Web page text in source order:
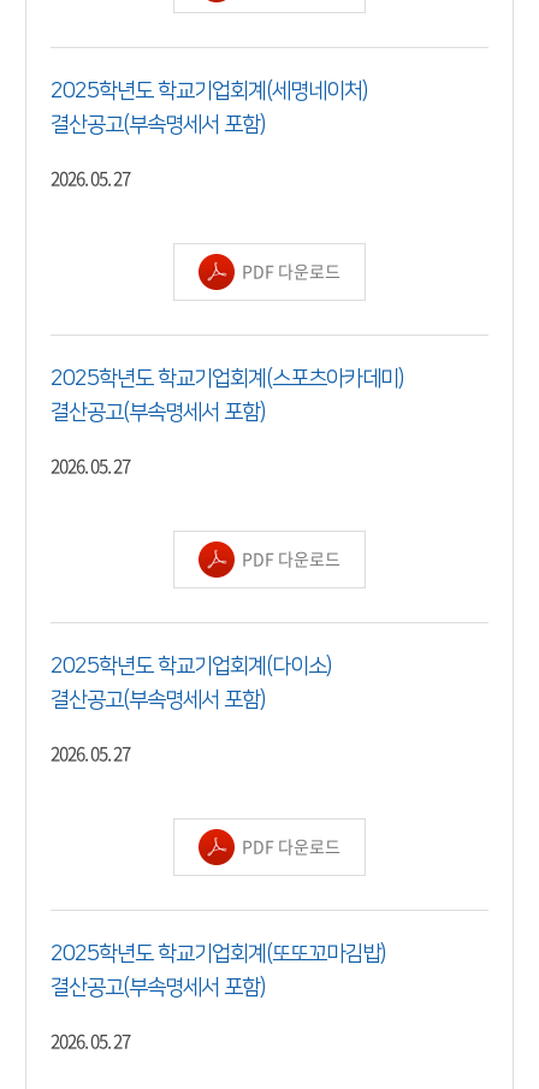
2025학년도 학교기업회계(세명네이처)
결산공고(부속명세서 포함)
2026. 05. 27
PDF 다운로드
2025학년도 학교기업회계(스포츠아카데미)
결산공고(부속명세서 포함)
2026. 05. 27
PDF 다운로드
2025학년도 학교기업회계(다이소)
결산공고(부속명세서 포함)
2026. 05. 27
PDF 다운로드
2025학년도 학교기업회계(또또꼬마김밥)
결산공고(부속명세서 포함)
2026. 05. 27